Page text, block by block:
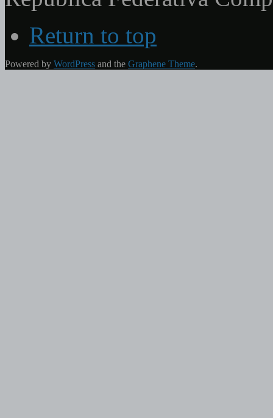
Return to top
Powered by WordPress and the Graphene Theme.